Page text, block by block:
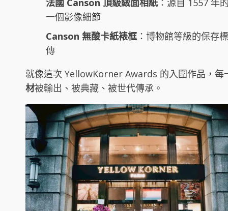
法國 Canson 頂級絨面相紙：源自 1557 年
一個影像細節
Canson 無酸卡紙裱框 ：博物館等級的保存
傳
就像這次 YellowKorner Awards 的入圍作品，每
材被輸出、被典藏、被世代傳承。